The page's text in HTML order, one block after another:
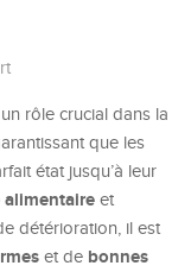
rôle crucial dans la
que les
état jusqu’à leur
alimentaire et
détérioration, il est
et de bonnes